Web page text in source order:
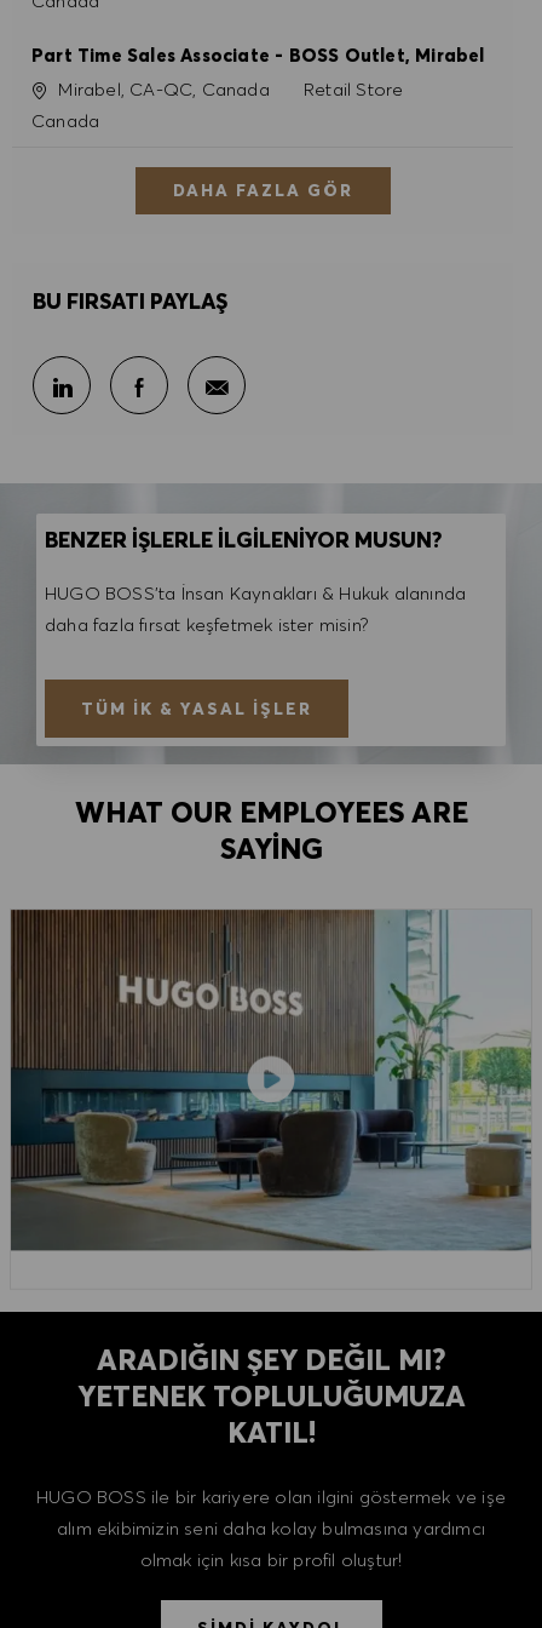
Part Time Sales Associate - BOSS Outlet, Mirabel
KonumMirabel, CA-QC, Canada Kategori
Retail Store
Canada
DAHA FAZLA GÖR
BU FIRSATI PAYLAŞ
LinkedIn ile paylaş
Facebook ile paylaş
E-posta ile paylaş
BENZER İŞLERLE İLGİLENİYOR MUSUN?
HUGO BOSS'ta İnsan Kaynakları & Hukuk alanında
daha fazla fırsat keşfetmek ister misin?
TÜM İK & YASAL İŞLER
WHAT OUR EMPLOYEES ARE
SAYING
ARADIĞIN ŞEY DEĞIL MI?
YETENEK TOPLULUĞUMUZA
KATIL!
HUGO BOSS ile bir kariyere olan ilgini göstermek ve işe
alım ekibimizin seni daha kolay bulmasına yardımcı
olmak için kısa bir profil oluştur!